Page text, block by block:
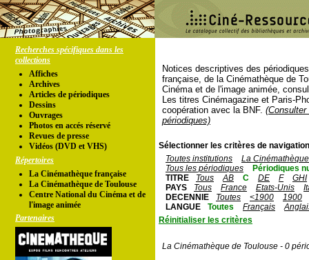
Recherches spécifiques dans les
collections
Affiches
Archives
Articles de périodiques
Dessins
Ouvrages
Photos en accés réservé
Revues de presse
Vidéos (DVD et VHS)
Répertoires
La Cinémathèque française
La Cinémathèque de Toulouse
Centre National du Cinéma et de
l'image animée
Partenaires
Notices descriptives des
française, de la Cinémathèque de
Cinéma et de l'image animée,
Les titres Cinémagazine et Paris-
coopération avec la BNF.
périodiques)
Sélectionner les critères de
Toutes institutions
La
Tous les périodiques
Périodiques
TITRE
Tous AB C DE F
GHI
PAYS
Tous France Etats-Unis
DECENNIE
Toutes <1900
1900
LANGUE
Toutes Français
Réinitialiser les critères
La Cinémathèque de Toulouse - 0